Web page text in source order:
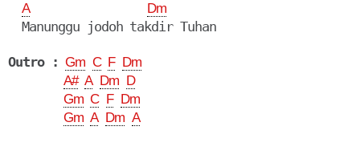
A Dm
  Manunggu jodoh takdir Tuhan
Outro : Gm C F Dm
A# A Dm D
Gm C F Dm
Gm A Dm A